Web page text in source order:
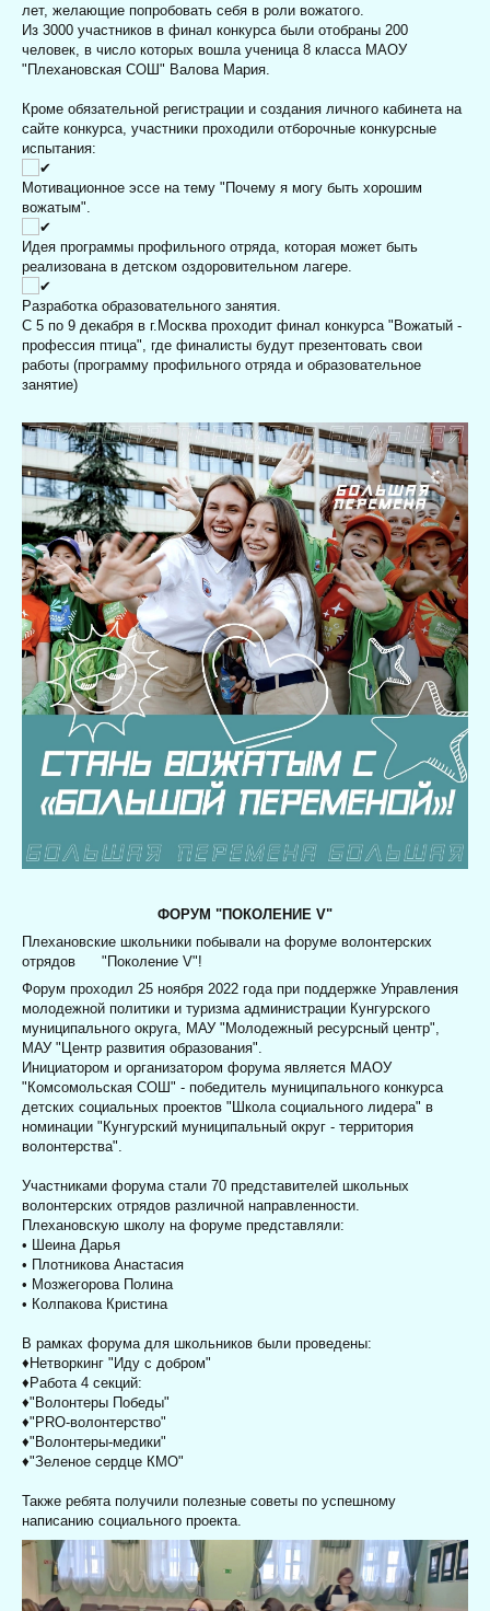
лет, желающие попробовать себя в роли вожатого.
Из 3000 участников в финал конкурса были отобраны 200
человек, в число которых вошла ученица 8 класса МАОУ
"Плехановская СОШ" Валова Мария.
Кроме обязательной регистрации и создания личного кабинета на
сайте конкурса, участники проходили отборочные конкурсные
испытания:
Мотивационное эссе на тему "Почему я могу быть хорошим
вожатым".
Идея программы профильного отряда, которая может быть
реализована в детском оздоровительном лагере.
Разработка образовательного занятия.
С 5 по 9 декабря в г.Москва проходит финал конкурса "Вожатый -
профессия птица", где финалисты будут презентовать свои
работы (программу профильного отряда и образовательное
занятие)
ФОРУМ "ПОКОЛЕНИЕ V"
Плехановские школьники побывали на форуме волонтерских
отрядов "Поколение V"!
Форум проходил 25 ноября 2022 годапри поддержке Управления
молодежной политики и туризма администрации Кунгурского
муниципального округа, МАУ "Молодежный ресурсный центр",
МАУ "Центр развития образования".
Инициатором и организатором форума является МАОУ
"Комсомольская СОШ" - победитель муниципального конкурса
детских социальных проектов "Школа социального лидера" в
номинации "Кунгурский муниципальный округ - территория
волонтерства".
Участниками форума стали 70 представителей школьных
волонтерских отрядов различной направленности.
Плехановскую школу на форуме представляли:
• Шеина Дарья
• Плотникова Анастасия
• Мозжегорова Полина
• Колпакова Кристина
В рамках форума для школьников были проведены:
♦Нетворкинг "Иду с добром"
♦Работа 4 секций:
♦"Волонтеры Победы"
♦"PRO-волонтерство"
♦"Волонтеры-медики"
♦"Зеленое сердце КМО"
Также ребята получили полезные советы по успешному
написанию социального проекта.